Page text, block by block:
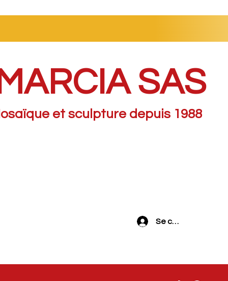
SAS
et sculpture depuis 1988
Se connecter